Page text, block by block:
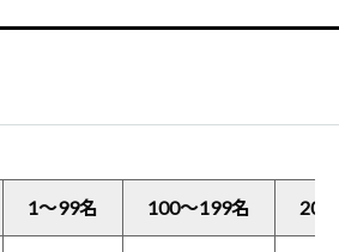
1～99名 100～199名 200